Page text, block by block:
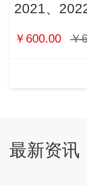
￥600.00 ￥
最新资讯